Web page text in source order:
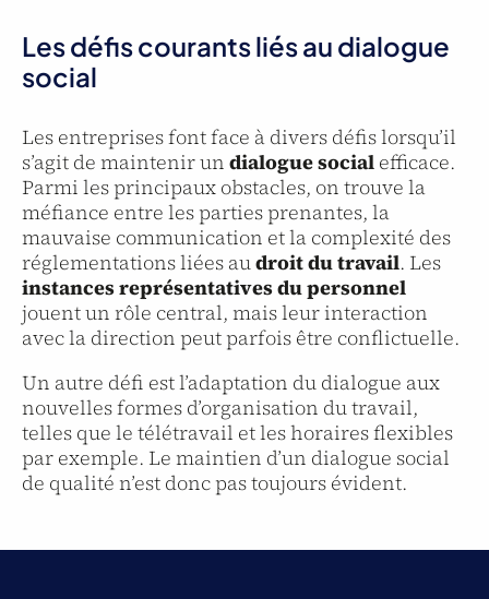
Les défis courants liés au dialogue
social
Les entreprises font face à divers défis lorsqu’il
s’agit de maintenir un dialogue social efficace.
Parmi les principaux obstacles, on trouve la
méfiance entre les parties prenantes, la
mauvaise communication et la complexité des
réglementations liées audroit du travail. Les
instances représentatives du personnel
jouent un rôle central, mais leur interaction
avec la direction peut parfois être conflictuelle.
Un autre défi est l’adaptation du dialogue aux
nouvelles formes d’organisation du travail,
telles que le télétravail et les horaires flexibles
par exemple. Le maintien d’un dialogue social
de qualité n’est donc pas toujours évident.